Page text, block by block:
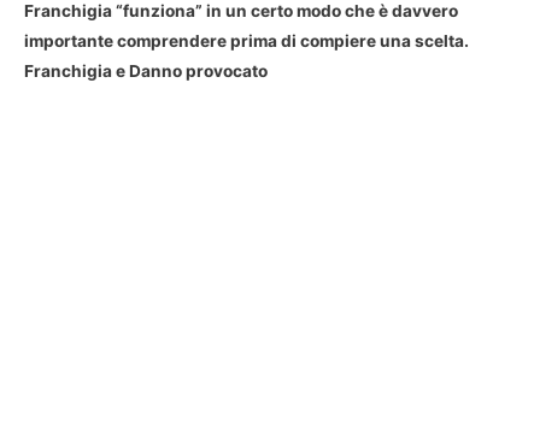
Franchigia “funziona” in un certo modo che è davvero
importante comprendere prima di compiere una scelta.
Franchigia e Danno provocato